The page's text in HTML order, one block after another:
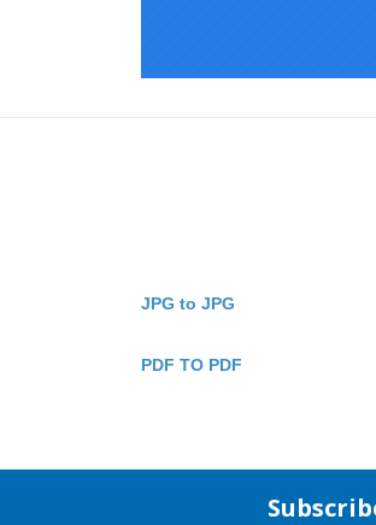
JPG to JPG
PDF TO PDF